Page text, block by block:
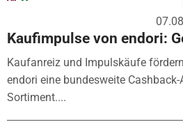
Kaufimpulse von endori:
Kaufanreiz und Impulskäufe
endori eine bundesweite
Sortiment....